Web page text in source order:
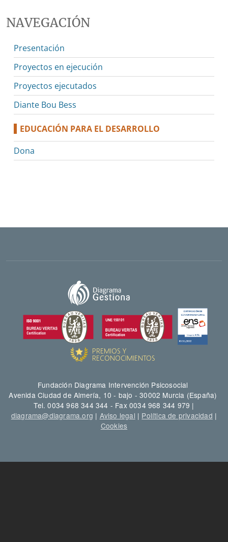
NAVEGACIÓN
Presentación
Proyectos en ejecución
Proyectos ejecutados
Diante Bou Bess
EDUCACIÓN PARA EL DESARROLLO
Dona
Fundación Diagrama Intervención Psicosocial
Avenida Ciudad de Almería, 10 - bajo - 30002 Murcia (España)
Tel. 0034 968 344 344 - Fax 0034 968 344 979 |
diagrama@diagrama.org | Aviso legal | Política de privacidad |
Cookies